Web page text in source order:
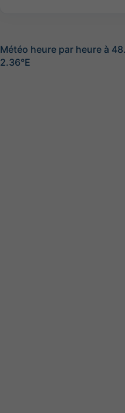
Météo heure par heure à
2.36°E